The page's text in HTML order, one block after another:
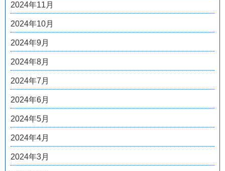
2024年11月
2024年10月
2024年9月
2024年8月
2024年7月
2024年6月
2024年5月
2024年4月
2024年3月